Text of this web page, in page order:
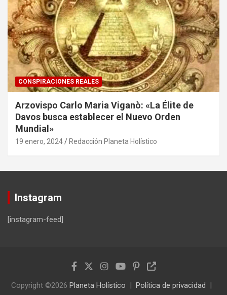
CONSPIRACIONES REALES
Arzovispo Carlo Maria Viganò: «La Élite de
Davos busca establecer el Nuevo Orden
Mundial»
19 enero, 2024 Redacción Planeta Holístico
Instagram
[instagram-feed]
Copyright ©2026 Planeta Holístico
Política de privacidad